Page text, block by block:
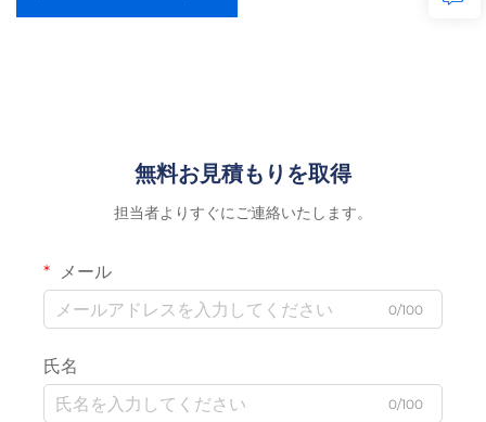
無料お見積もりを取得
担当者よりすぐにご連絡いたします。
メール
0/100
氏名
0/100